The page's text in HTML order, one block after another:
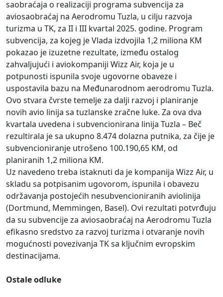
saobraćaja o realizaciji programa subvencija za
aviosaobraćaj na Aerodromu Tuzla, u cilju razvoja
turizma u TK, za II i III kvartal 2025. godine. Program
subvencija, za kojeg je Vlada izdvojila 1,2 miliona KM
pokazao je izuzetne rezultate, između ostalog
zahvaljujući i aviokompaniji Wizz Air, koja je u
potpunosti ispunila svoje ugovorne obaveze i
uspostavila bazu na Međunarodnom aerodromu Tuzla.
Ovo stvara čvrste temelje za dalji razvoj i planiranje
novih avio linija sa tuzlanske zračne luke. Za ova dva
kvartala uvedena i subvencionirana linija Tuzla – Beč
rezultirala je sa ukupno 8.474 dolazna putnika, za čije je
subvencioniranje utrošeno 100.190,65 KM, od
planiranih 1,2 miliona KM.
Uz navedeno treba istaknuti da je kompanija Wizz Air, u
skladu sa potpisanim ugovorom, ispunila i obavezu
održavanja postojećih nesubvencioniranih aviolinija
(Dortmund, Memmingen, Basel). Ovi rezultati potvrđuju
da su subvencije za aviosaobraćaj na Aerodromu Tuzla
efikasno sredstvo za razvoj turizma i otvaranje novih
mogućnosti povezivanja TK sa ključnim evropskim
destinacijama.
Ostale odluke